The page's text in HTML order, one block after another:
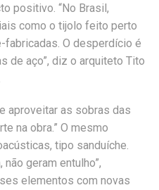
positivo. “No Brasil,
como o tijolo feito perto
fabricadas. O desperdício é
de aço”, diz o arquiteto Tito
aproveitar as sobras das
na obra.” O mesmo
tipo sanduíche.
geram entulho”,
elementos com novas